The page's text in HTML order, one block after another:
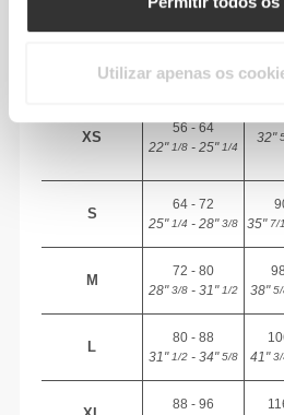
Utilizar apenas os
(cm)/(in)
XS
56 - 64
22"1/8 - 25"1/4
32"
S
64 - 72
25"1/4 - 28"3/8
35"7/
M
72 - 80
28"3/8 - 31"1/2
38"5/
L
80 - 88
31"1/2 - 34"5/8
41"3/
88 - 96